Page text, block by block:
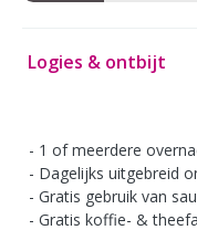
Logies & ontbijt
1 of meerdere
Dagelijks uitgebreid
Gratis gebruik van
Gratis koffie- &